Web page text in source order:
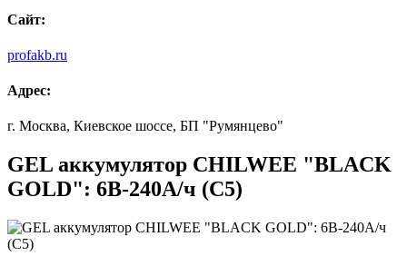
Сайт:
profakb.ru
Адрес:
г. Москва, Киевское шоссе, БП "Румянцево"
GEL аккумулятор CHILWEE "BLACK
GOLD": 6В-240А/ч (С5)